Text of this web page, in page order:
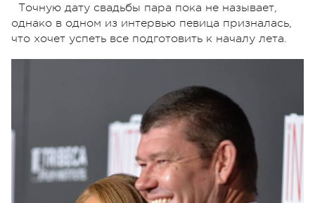
Точную дату свадьбы пара пока не называет,
однако в одном из интервью певица призналась,
что хочет успеть все подготовить к началу лета.